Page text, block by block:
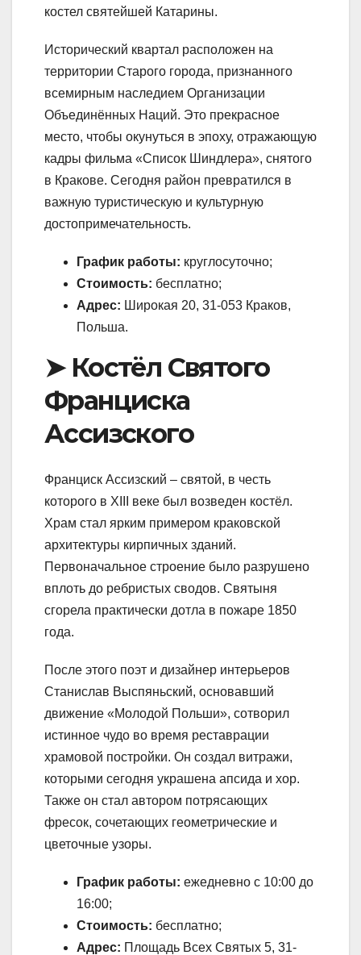
костел святейшей Катарины.
Исторический квартал расположен на
территории Старого города, признанного
всемирным наследием Организации
Объединённых Наций. Это прекрасное
место, чтобы окунуться в эпоху, отражающую
кадры фильма «Список Шиндлера», снятого
в Кракове. Сегодня район превратился в
важную туристическую и культурную
достопримечательность.
График работы: круглосуточно;
Стоимость: бесплатно;
Адрес: Широкая 20, 31-053 Краков,
Польша.
➤ Костёл Святого
Франциска
Ассизского
Франциск Ассизский – святой, в честь
которого в XIII веке был возведен костёл.
Храм стал ярким примером краковской
архитектуры кирпичных зданий.
Первоначальное строение было разрушено
вплоть до ребристых сводов. Святыня
сгорела практически дотла в пожаре 1850
года.
После этого поэт и дизайнер интерьеров
Станислав Выспяньский, основавший
движение «Молодой Польши», сотворил
истинное чудо во время реставрации
храмовой постройки. Он создал витражи,
которыми сегодня украшена апсида и хор.
Также он стал автором потрясающих
фресок, сочетающих геометрические и
цветочные узоры.
График работы: ежедневно с 10:00 до
16:00;
Стоимость: бесплатно;
Адрес: Площадь Всех Святых 5, 31-